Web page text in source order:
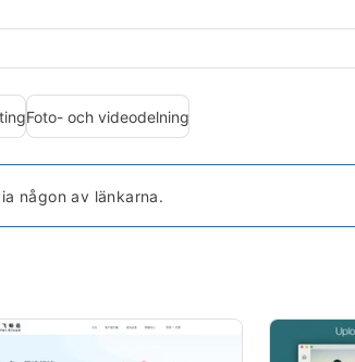
Foto- och videodelning
någon av länkarna.